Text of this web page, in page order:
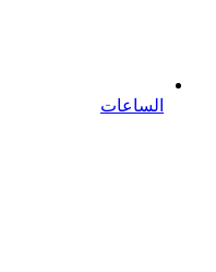
الساعات